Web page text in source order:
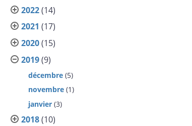
2022(14)
2021 (17)
2020(15)
2019(9)
décembre (5)
novembre (1)
janvier (3)
2018(10)